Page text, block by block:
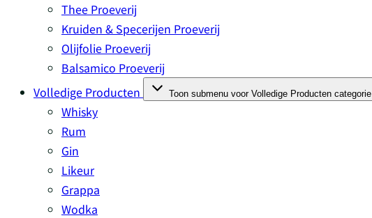
Thee Proeverij
Kruiden & Specerijen Proeverij
Olijfolie Proeverij
Balsamico Proeverij
Volledige Producten
Toon submenu voor Volledige Producten categorie
Whisky
Rum
Gin
Likeur
Grappa
Wodka